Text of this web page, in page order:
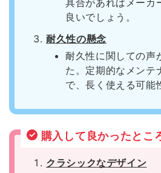
具合があればメーカ
良いでしょう。
耐久性の懸念
耐久性に関しての声
た。定期的なメンテ
で、長く使える可能
購入して良かったとこ
クラシックなデザイン